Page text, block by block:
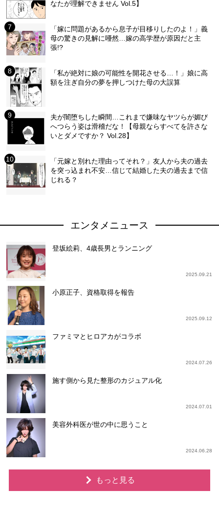
なたが理解できません Vol.5】
「嫁に問題があるから息子が目移りしたのよ！」義
母の驚きの見解に唖然…嫁の高学歴が原因だと主
張!?
「私が絶対に娘の可能性を開花させる…！」娘に高
額を注ぎ自分の夢を押しつけた母の大誤算
夫が闇堕ちした瞬間…これまで嫌味なヤツらが媚び
へつらう姿は滑稽だな！【母親ならすべてを許さな
いとダメですか？ Vol.28】
「元嫁と別れた理由ってそれ？」友人から夫の過去
を突っ込まれ不安…信じて結婚した夫の過去まで信
じれる？
エンタメニュース
登坂絵莉、4歳長男とランニング
2025.09.21
小原正子、資格取得を報告
2025.09.12
ファミマとヒロアカがコラボ
2024.07.26
施す側から見た整形のカジュアル化
2024.07.01
美容外科医が世の中に思うこと
2024.06.28
もっと見る